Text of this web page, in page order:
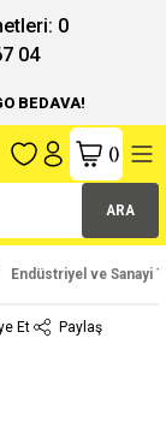
0
04
BEDAVA!
ARA
()
Endüstriyel ve Sanayi
Et Paylaş